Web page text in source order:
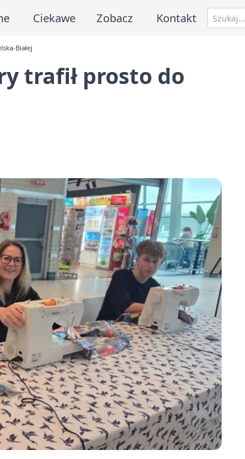
Ciekawe Zobacz Kontakt
Białej
trafił prosto do